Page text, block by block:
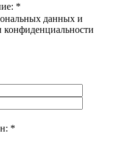
*
данных и
конфиденциальности
*